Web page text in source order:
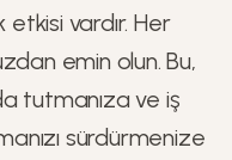
vardır. Her
emin olun. Bu,
tutmanıza ve iş
sürdürmenize